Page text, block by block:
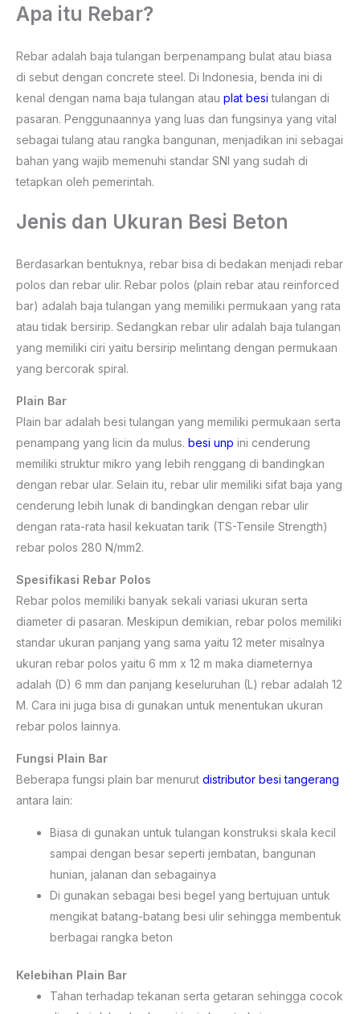
Apa itu Rebar?
Rebar adalah baja tulangan berpenampang bulat atau biasa
di sebut dengan concrete steel. Di Indonesia, benda ini di
kenal dengan nama baja tulangan atau plat besi tulangan di
pasaran. Penggunaannya yang luas dan fungsinya yang vital
sebagai tulang atau rangka bangunan, menjadikan ini sebagai
bahan yang wajib memenuhi standar SNI yang sudah di
tetapkan oleh pemerintah.
Jenis dan Ukuran Besi Beton
Berdasarkan bentuknya, rebar bisa di bedakan menjadi rebar
polos dan rebar ulir. Rebar polos (plain rebar atau reinforced
bar) adalah baja tulangan yang memiliki permukaan yang rata
atau tidak bersirip. Sedangkan rebar ulir adalah baja tulangan
yang memiliki ciri yaitu bersirip melintang dengan permukaan
yang bercorak spiral.
Plain Bar
Plain bar adalah besi tulangan yang memiliki permukaan serta
penampang yang licin da mulus. besi unp ini cenderung
memiliki struktur mikro yang lebih renggang di bandingkan
dengan rebar ular. Selain itu, rebar ulir memiliki sifat baja yang
cenderung lebih lunak di bandingkan dengan rebar ulir
dengan rata-rata hasil kekuatan tarik (TS-Tensile Strength)
rebar polos 280 N/mm2.
Spesifikasi Rebar Polos
Rebar polos memiliki banyak sekali variasi ukuran serta
diameter di pasaran. Meskipun demikian, rebar polos memiliki
standar ukuran panjang yang sama yaitu 12 meter misalnya
ukuran rebar polos yaitu 6 mm x 12 m maka diameternya
adalah (D) 6 mm dan panjang keseluruhan (L) rebar adalah 12
M. Cara ini juga bisa di gunakan untuk menentukan ukuran
rebar polos lainnya.
Fungsi Plain Bar
Beberapa fungsi plain bar menurut distributor besi tangerang
antara lain:
Biasa di gunakan untuk tulangan konstruksi skala kecil
sampai dengan besar seperti jembatan, bangunan
hunian, jalanan dan sebagainya
Di gunakan sebagai besi begel yang bertujuan untuk
mengikat batang-batang besi ulir sehingga membentuk
berbagai rangka beton
Kelebihan Plain Bar
Tahan terhadap tekanan serta getaran sehingga cocok